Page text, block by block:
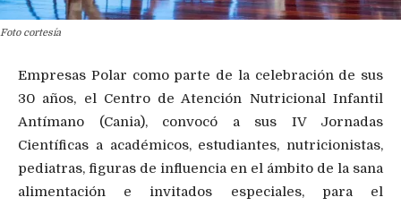
Foto cortesía
Empresas Polar como parte de la celebración de sus
30 años, el Centro de Atención Nutricional Infantil
Antímano (Cania), convocó a sus IV Jornadas
Científicas a académicos, estudiantes, nutricionistas,
pediatras, figuras de influencia en el ámbito de la sana
alimentación e invitados especiales, para el